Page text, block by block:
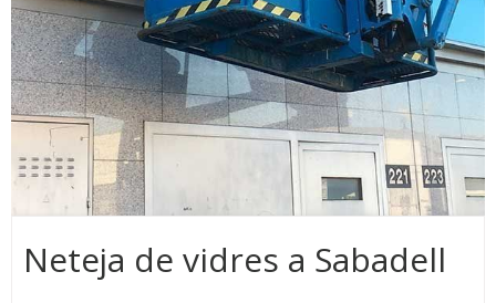
Neteja de vidres a Sabadell